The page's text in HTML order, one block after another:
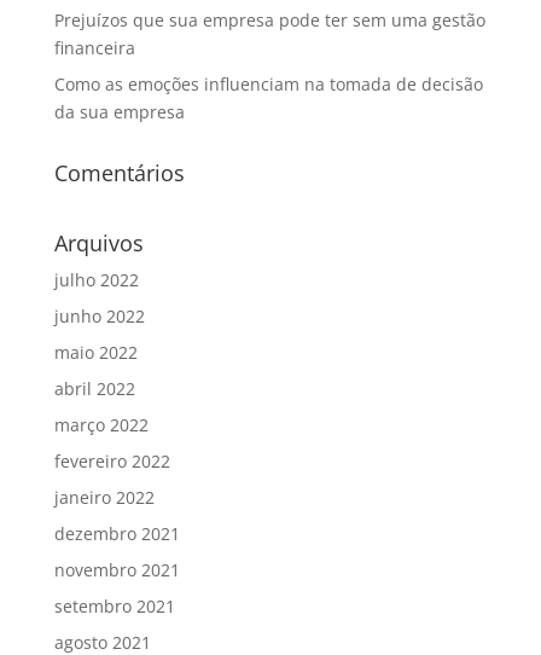
Prejuízos que sua empresa pode ter sem uma gestão
financeira
Como as emoções influenciam na tomada de decisão
da sua empresa
Comentários
Arquivos
julho 2022
junho 2022
maio 2022
abril 2022
março 2022
fevereiro 2022
janeiro 2022
dezembro 2021
novembro 2021
setembro 2021
agosto 2021